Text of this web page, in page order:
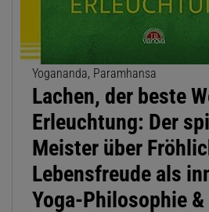
Yogananda, Paramhansa
Lachen, der beste
Erleuchtung: Der
Meister über
Lebensfreude als
Yoga-Philosophie